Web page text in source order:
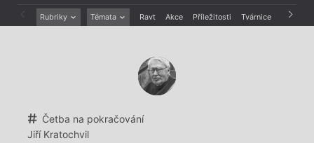
Rubriky Témata Ravt Akce Příležitosti Tvárnice Archiv
Rozhovory
Dokument
Četba na pokračování
Jiří Kratochvil